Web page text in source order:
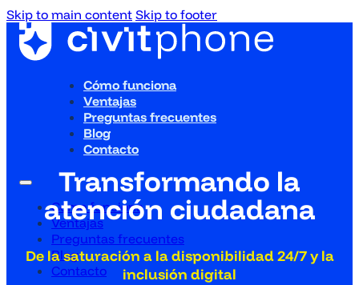
Skip to main content Skip to footer
Cómo funciona
Ventajas
Preguntas frecuentes
Blog
Contacto
Cómo funciona
Ventajas
Preguntas frecuentes
Blog
Contacto
Transformando la
atención ciudadana
De la saturación a la disponibilidad 24/7 y la
inclusión digital